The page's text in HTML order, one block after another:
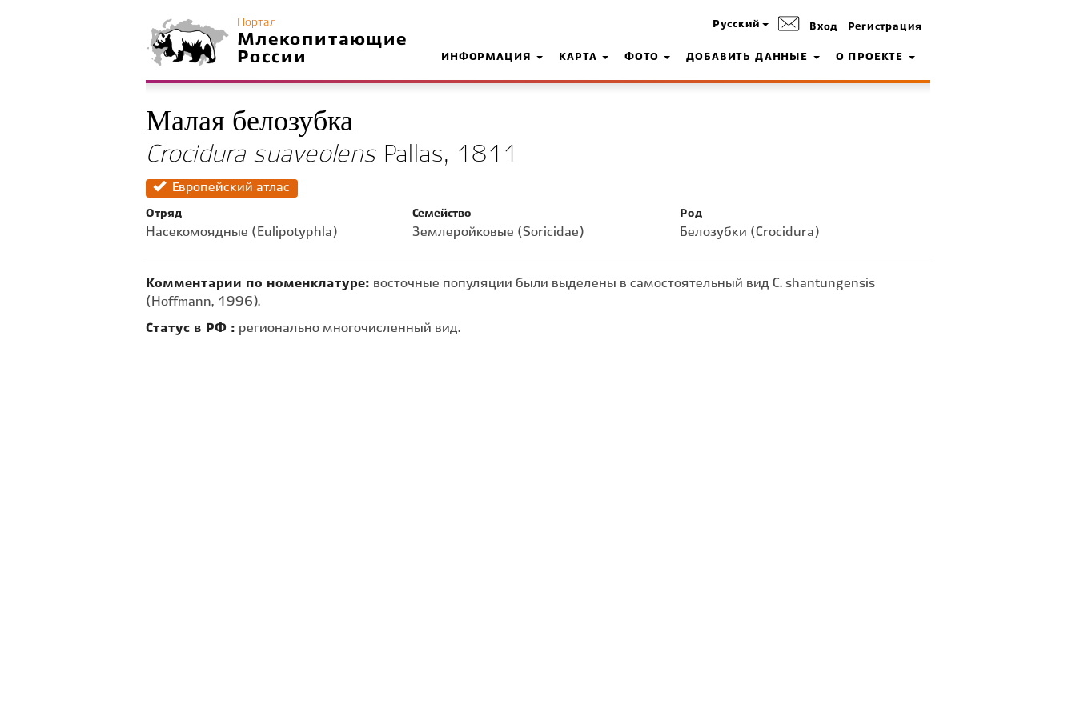
Портал
Млекопитающие
России
Русский Вход Регистрация
ИНФОРМАЦИЯ КАРТА ФОТО ДОБАВИТЬ ДАННЫЕ О ПРОЕКТЕ
Малая белозубка
Crocidura suaveolensPallas, 1811
Европейский атлас
Отряд
Насекомоядные (Eulipotyphla)
Семейство
Землеройковые (Soricidae)
Род
Белозубки (Crocidura)
Комментарии по номенклатуре: восточные популяции были выделены в самостоятельный вид C. shantungensis
(Hoffmann, 1996).
Статус в РФ : регионально многочисленный вид.